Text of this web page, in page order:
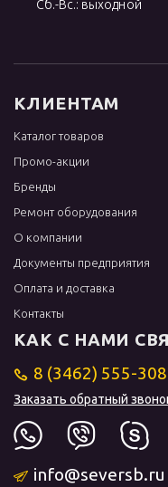
Сб.-Вс.: выходной
КЛИЕНТАМ
Каталог товаров
Промо-акции
Бренды
Ремонт оборудования
О компании
Документы предприятия
Оплата и доставка
Контакты
КАК С НАМИ
8 (3462) 555-308
Заказать обратный
info@seversb.ru